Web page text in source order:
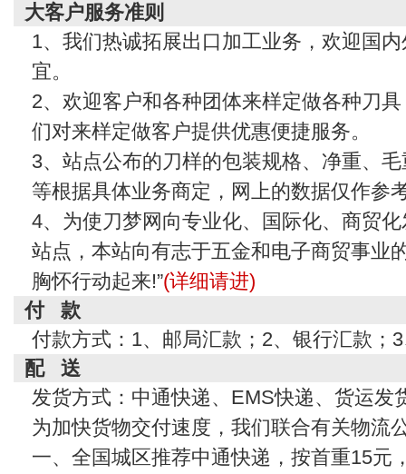
大客户服务准则
1、我们热诚拓展出口加工业务，欢迎国
宜。
2、欢迎客户和各种团体来样定做各种刀
们对来样定做客户提供优惠便捷服务。
3、站点公布的刀样的包装规格、净重、
等根据具体业务商定，网上的数据仅作参
4、为使刀梦网向专业化、国际化、商贸
站点，本站向有志于五金和电子商贸事业
胸怀行动起来!”(详细请进)
付 款
付款方式：1、邮局汇款；2、银行汇款；
配 送
发货方式：中通快递、EMS快递、货运发
为加快货物交付速度，我们联合有关物流
一、全国城区推荐中通快递，按首重15元